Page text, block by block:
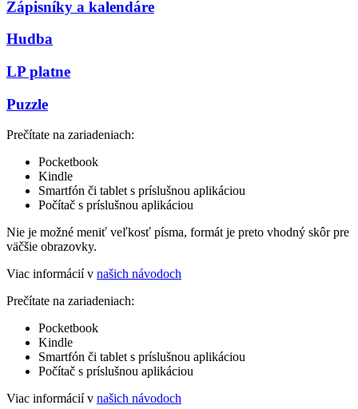
Zápisníky a kalendáre
Hudba
LP platne
Puzzle
Prečítate na zariadeniach:
Pocketbook
Kindle
Smartfón či tablet s príslušnou aplikáciou
Počítač s príslušnou aplikáciou
Nie je možné meniť veľkosť písma, formát je preto vhodný skôr pre
väčšie obrazovky.
Viac informácií v našich návodoch
Prečítate na zariadeniach:
Pocketbook
Kindle
Smartfón či tablet s príslušnou aplikáciou
Počítač s príslušnou aplikáciou
Viac informácií v našich návodoch